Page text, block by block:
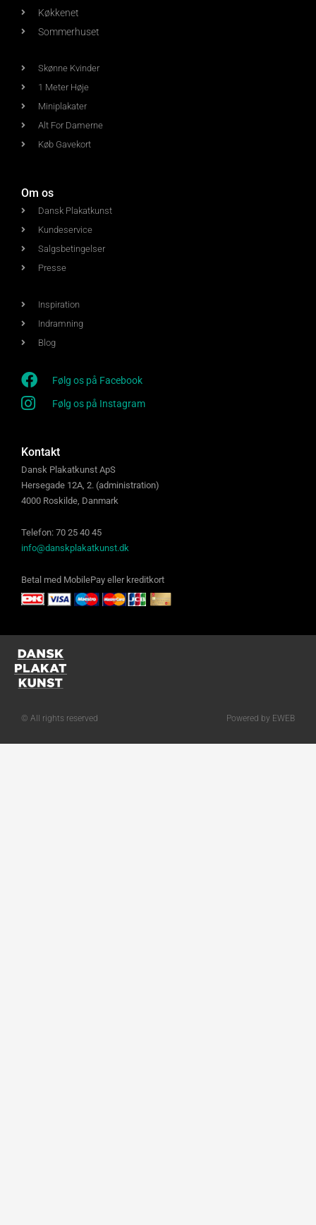
Køkkenet
Sommerhuset
Skønne Kvinder
1 Meter Høje
Miniplakater
Alt For Damerne
Køb Gavekort
Om os
Dansk Plakatkunst
Kundeservice
Salgsbetingelser
Presse
Inspiration
Indramning
Blog
Følg os på Facebook
Følg os på Instagram
Kontakt
Dansk Plakatkunst ApS
Hersegade 12A, 2. (administration)
4000 Roskilde, Danmark
Telefon: 70 25 40 45
info@danskplakatkunst.dk
Betal med MobilePay eller kreditkort
© All rights reserved Powered by EWEB